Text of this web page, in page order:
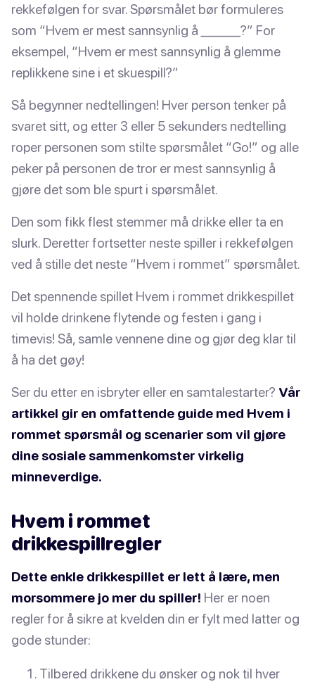
rekkefølgen for svar. Spørsmålet bør formuleres
som “Hvem er mest sannsynlig å _______?” For
eksempel, “Hvem er mest sannsynlig å glemme
replikkene sine i et skuespill?”
Så begynner nedtellingen! Hver person tenker på
svaret sitt, og etter 3 eller 5 sekunders nedtelling
roper personen som stilte spørsmålet “Go!” og alle
peker på personen de tror er mest sannsynlig å
gjøre det som ble spurt i spørsmålet.
Den som fikk flest stemmer må drikke eller ta en
slurk. Deretter fortsetter neste spiller i rekkefølgen
ved å stille det neste “Hvem i rommet” spørsmålet.
Det spennende spillet Hvem i rommet drikkespillet
vil holde drinkene flytende og festen i gang i
timevis! Så, samle vennene dine og gjør deg klar til
å ha det gøy!
Ser du etter en isbryter eller en samtalestarter? Vår
artikkel gir en omfattende guide med Hvem i
rommet spørsmål og scenarier som vil gjøre
dine sosiale sammenkomster virkelig
minneverdige.
Hvem i rommet
drikkespillregler
Dette enkle drikkespillet er lett å lære, men
morsommere jo mer du spiller! Her er noen
regler for å sikre at kvelden din er fylt med latter og
gode stunder:
Tilbered drikkene du ønsker og nok til hver